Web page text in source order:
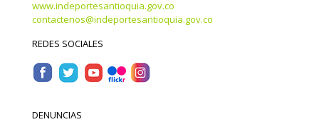
www.indeportesantioquia.gov.co
contactenos@indeportesantioquia.gov.co
REDES SOCIALES
DENUNCIAS